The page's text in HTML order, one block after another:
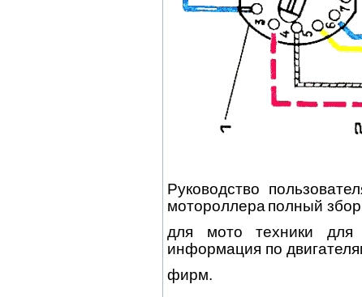
Руководство
мотороллера полный
для мототехники
информация по
фирм.